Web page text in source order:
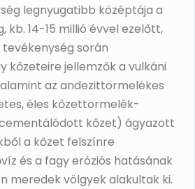
legnyugatibb középtája a
kb. 14-15 millió évvel ezelőtt,
során
kőzeteire jellemzők a vulkáni
az andezittörmelékes
éles kőzettörmelék-
kőzet) ágyazott
a kőzet felszínre
és a fagy eróziós hatásának
meredek völgyek alakultak ki.